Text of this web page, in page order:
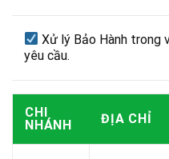
Xử lý Bảo Hành trong
yêu cầu.
CHI
NHÁNH
ĐỊA CHỈ